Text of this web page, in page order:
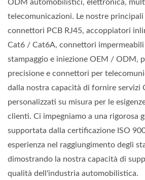
ODM automobilistici, elettronica,
telecomunicazioni. Le nostre
connettori PCB RJ45, accoppiatori
Cat6 / Cat6A, connettori
stampaggio e iniezione OEM / ODM,
precisione e connettori per
dalla nostra capacità di fornire servizi
personalizzati su misura per le
clienti. Ci impegniamo a una rigorosa
supportata dalla certificazione ISO
esperienza nel raggiungimento degli
dimostrando la nostra capacità di
qualità dell'industria automobilistica.